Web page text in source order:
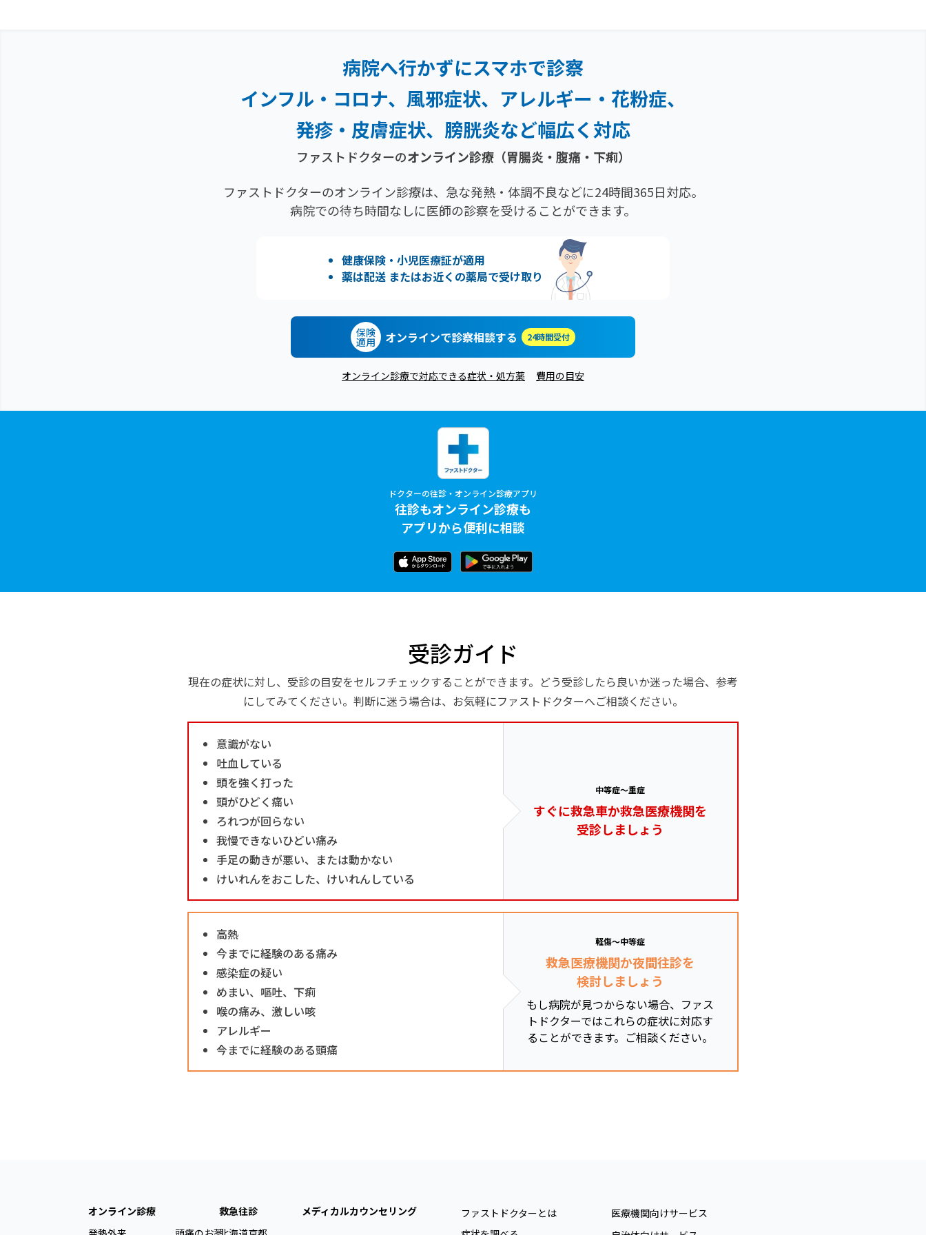
病院へ行かずにスマホで診察
インフル・コロナ、風邪症状、 アレルギー・花粉症、
発疹・ 皮膚症状、膀胱炎など幅広く対応
ファストドクターのオンライン診療（胃腸炎・腹痛・下痢）
ファストドクターのオンライン診療は、急な発熱・体調不良などに24時間365日対応。
病院での待ち時間なしに医師の診察を受けることができます。
健康保険・小児医療証が適用
薬は配送 またはお近くの薬局で受け取り
保険
適用 オンラインで診察相談する 24時間受付
オンライン診療で対応できる症状・処方薬 費用の目安
ドクターの往診・オンライン診療アプリ
往診もオンライン診療も
アプリから便利に相談
受診ガイド
現在の症状に対し、受診の目安をセルフチェックすることができます。どう受診したら良いか迷った場合、参考
にしてみてください。判断に迷う場合は、お気軽にファストドクターへご相談ください。
意識がない
吐血している
頭を強く打った
頭がひどく痛い
ろれつが回らない
我慢できないひどい痛み
手足の動きが悪い、または動かない
けいれんをおこした、けいれんしている
中等症～重症
すぐに救急車か救急医療機関を
受診しましょう
高熱
今までに経験のある痛み
感染症の疑い
めまい、嘔吐、下痢
喉の痛み、激しい咳
アレルギー
今までに経験のある頭痛
軽傷～中等症
救急医療機関か夜間往診を
検討しましょう
もし病院が見つからない場合、ファス
トドクターではこれらの症状に対応す
ることができます。ご相談ください。
オンライン診療
救急往診
メディカルカウンセリング
ファストドクターとは
医療機関向けサービス